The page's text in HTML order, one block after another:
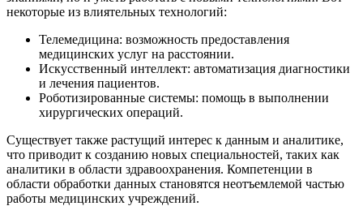
некоторые из влиятельных технологий:
Телемедицина: возможность предоставления
медицинских услуг на расстоянии.
Искусственный интеллект: автоматизация диагностики
и лечения пациентов.
Роботизированные системы: помощь в выполнении
хирургических операций.
Существует также растущий интерес к данным и аналитике,
что приводит к созданию новых специальностей, таких как
аналитики в области здравоохранения. Компетенции в
области обработки данных становятся неотъемлемой частью
работы медицинских учреждений.